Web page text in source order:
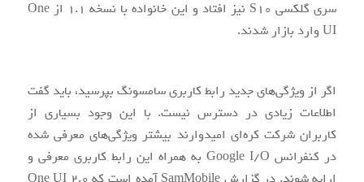
سری گلکسی S10 نیز افتاد و این خانواده با نسخه 1.1 از One
UI وارد بازار شدند.
اگر از ویژگی‌های جدید رابط کاربری سامسونگ بپرسید، باید گفت
اطلاعات زیادی در دسترس نیست. با این وجود بسیاری از
کاربران شرکت کره‌ای امیدوارند بیشتر ویژگی‌های معرفی شده
در کنفرانس Google I/O به همراه این رابط کاربری معرفی و